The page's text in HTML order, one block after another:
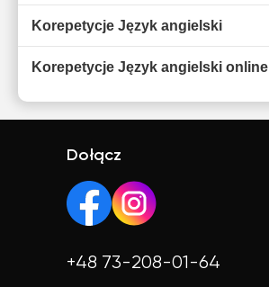
Korepetycje Język angielski
Korepetycje Język angielski online
Dołącz
+48 73-208-01-64